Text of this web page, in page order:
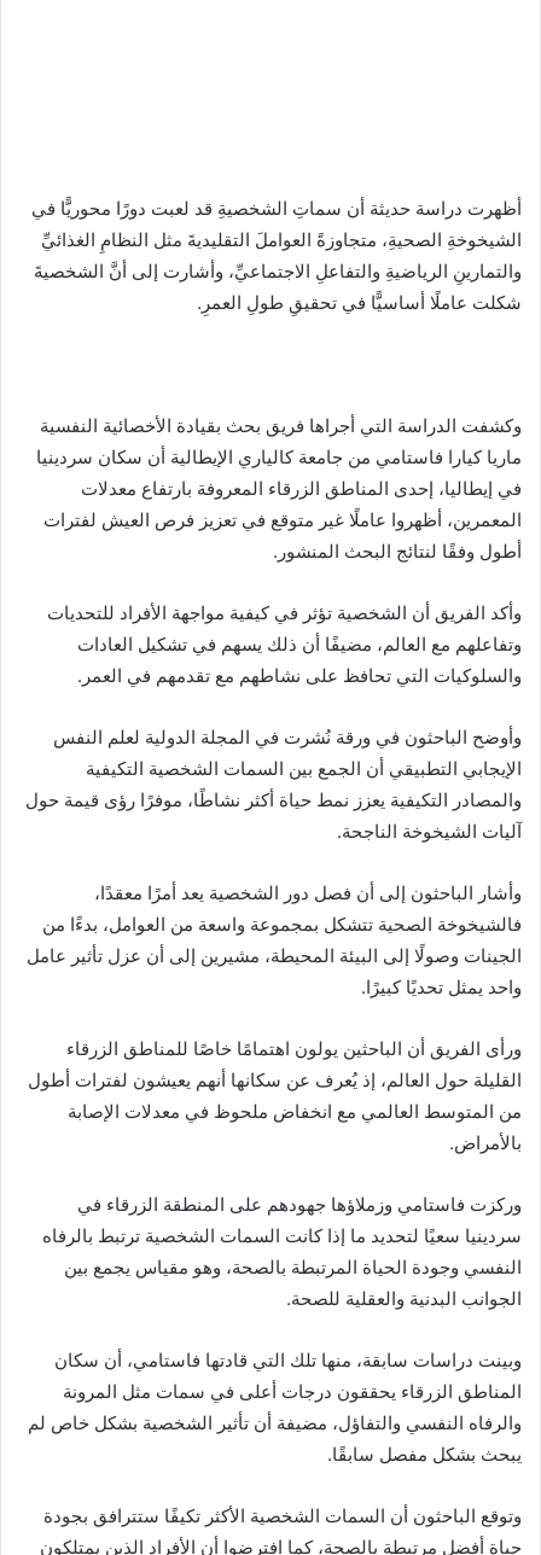
أظهرت دراسة حديثة أن سماتِ الشخصيةِ قد لعبت دورًا محوريًّا في
الشيخوخةِ الصحيةِ، متجاوزةً العواملَ التقليديةَ مثل النظامِ الغذائيِّ
والتمارينِ الرياضيةِ والتفاعلِ الاجتماعيِّ، وأشارت إلى أنَّ الشخصيةَ
شكلت عاملًا أساسيًّا في تحقيقِ طولِ العمرِ.
وكشفت الدراسة التي أجراها فريق بحث بقيادة الأخصائية النفسية
ماريا كيارا فاستامي من جامعة كالياري الإيطالية أن سكان سردينيا
في إيطاليا، إحدى المناطق الزرقاء المعروفة بارتفاع معدلات
المعمرين، أظهروا عاملًا غير متوقع في تعزيز فرص العيش لفترات
أطول وفقًا لنتائج البحث المنشور.
وأكد الفريق أن الشخصية تؤثر في كيفية مواجهة الأفراد للتحديات
وتفاعلهم مع العالم، مضيفًا أن ذلك يسهم في تشكيل العادات
والسلوكيات التي تحافظ على نشاطهم مع تقدمهم في العمر.
وأوضح الباحثون في ورقة نُشرت في المجلة الدولية لعلم النفس
الإيجابي التطبيقي أن الجمع بين السمات الشخصية التكيفية
والمصادر التكيفية يعزز نمط حياة أكثر نشاطًا، موفرًا رؤى قيمة حول
آليات الشيخوخة الناجحة.
وأشار الباحثون إلى أن فصل دور الشخصية يعد أمرًا معقدًا،
فالشيخوخة الصحية تتشكل بمجموعة واسعة من العوامل، بدءًا من
الجينات وصولًا إلى البيئة المحيطة، مشيرين إلى أن عزل تأثير عامل
واحد يمثل تحديًا كبيرًا.
ورأى الفريق أن الباحثين يولون اهتمامًا خاصًا للمناطق الزرقاء
القليلة حول العالم، إذ يُعرف عن سكانها أنهم يعيشون لفترات أطول
من المتوسط العالمي مع انخفاض ملحوظ في معدلات الإصابة
بالأمراض.
وركزت فاستامي وزملاؤها جهودهم على المنطقة الزرقاء في
سردينيا سعيًا لتحديد ما إذا كانت السمات الشخصية ترتبط بالرفاه
النفسي وجودة الحياة المرتبطة بالصحة، وهو مقياس يجمع بين
الجوانب البدنية والعقلية للصحة.
وبينت دراسات سابقة، منها تلك التي قادتها فاستامي، أن سكان
المناطق الزرقاء يحققون درجات أعلى في سمات مثل المرونة
والرفاه النفسي والتفاؤل، مضيفة أن تأثير الشخصية بشكل خاص لم
يبحث بشكل مفصل سابقًا.
وتوقع الباحثون أن السمات الشخصية الأكثر تكيفًا ستترافق بجودة
حياة أفضل مرتبطة بالصحة، كما افترضوا أن الأفراد الذين يمتلكون